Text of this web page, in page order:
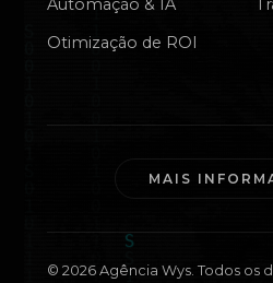
Automação & IA
Otimização de ROI
MAIS
© 2026Agência Wys. Todos os